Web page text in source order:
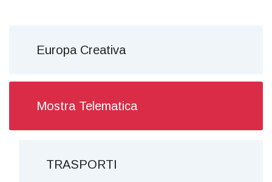
Europa Creativa
Mostra Telematica
TRASPORTI